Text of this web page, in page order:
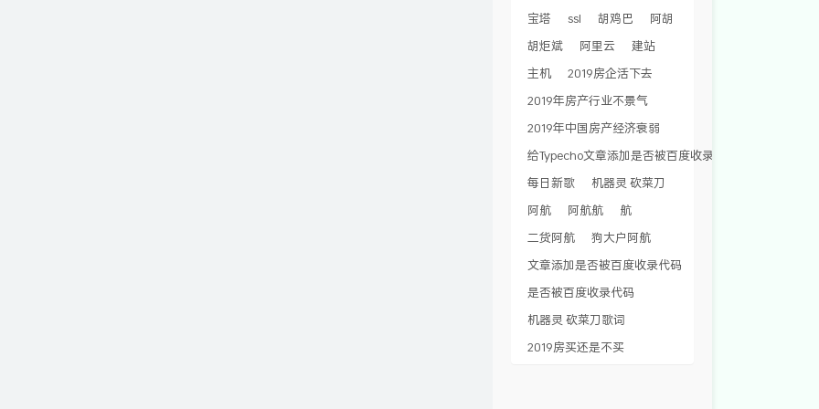
宝塔 ssl 胡鸡巴
阿胡
胡炬斌
阿里云
建站
主机
2019房企活下去
2019年房产行业不景气
2019年中国房产经济衰弱
给Typecho文章添加是否被百度收录代码
每日新歌
机器灵 砍菜刀
阿航
阿航航
航
二货阿航
狗大户阿航
文章添加是否被百度收录代码
是否被百度收录代码
机器灵 砍菜刀歌词
2019房买还是不买